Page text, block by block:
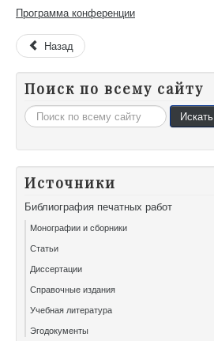
Программа конференции
Назад
Поиск по всему сайту
Искать... Искать
Источники
Библиография печатных работ
Монографии и сборники
Статьи
Диссертации
Справочные издания
Учебная литература
Эгодокументы